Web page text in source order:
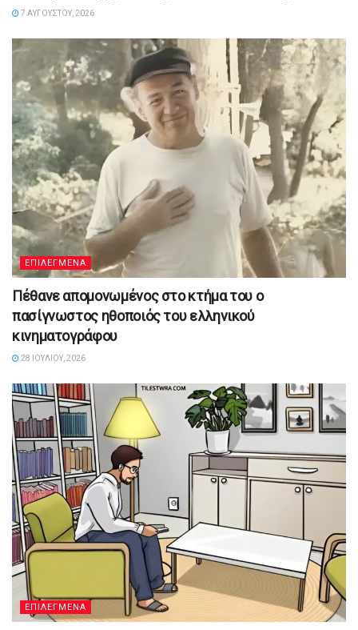
7 ΑΥΓΟΎΣΤΟΥ, 2026
ΕΠΙΛΕΓΜΕΝΑ
Πέθανε απομονωμένος στο κτήμα του ο
πασίγνωστος ηθοποιός του ελληνικού
κινηματογράφου
28 ΙΟΥΛΊΟΥ, 2026
ΕΠΙΛΕΓΜΕΝΑ